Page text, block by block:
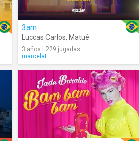
3am
Luccas Carlos, Matuê
3 años | 229 jugadas
marcelat